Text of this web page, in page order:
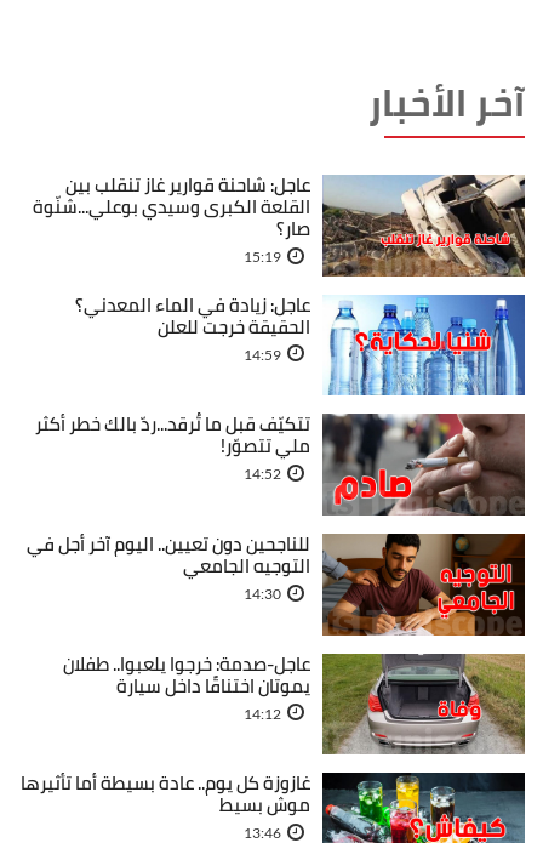
آخر الأخبار
عاجل: شاحنة قوارير غاز تنقلب بين
القلعة الكبرى وسيدي بوعلي...شنّوة
صار؟
15:19
عاجل: زيادة في الماء المعدني؟
الحقيقة خرجت للعلن
14:59
تتكيّف قبل ما تُرقد...ردّ بالك خطر أكثر
ملي تتصوّر!
14:52
للناجحين دون تعيين.. اليوم آخر أجل في
التوجيه الجامعي
14:30
عاجل-صدمة: خرجوا يلعبوا.. طفلان
يموتان اختناقًا داخل سيارة
14:12
غازوزة كل يوم.. عادة بسيطة أما تأثيرها
موش بسيط
13:46